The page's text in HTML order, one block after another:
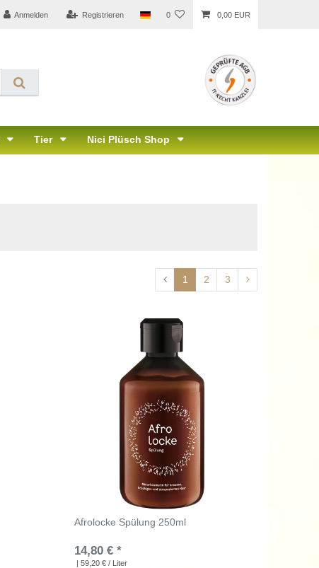
Anmelden Registrieren 0 0,00 EUR
Tier Nici Plüsch Shop
1 2 3
Afrolocke Spülung 250ml
14,80 € *
| 59,20 € / Liter